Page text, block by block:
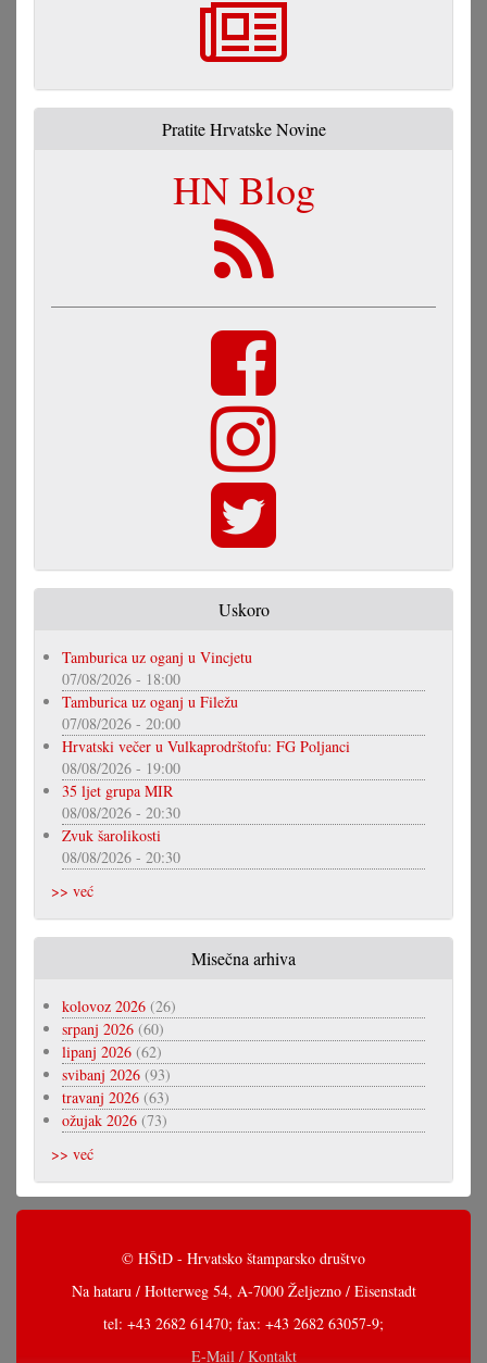
Pratite Hrvatske Novine
HN Blog
Uskoro
Tamburica uz oganj u Vincjetu
07/08/2026 - 18:00
Tamburica uz oganj u Filežu
07/08/2026 - 20:00
Hrvatski večer u Vulkaprodrštofu: FG Poljanci
08/08/2026 - 19:00
35 ljet grupa MIR
08/08/2026 - 20:30
Zvuk šarolikosti
08/08/2026 - 20:30
>> već
Misečna arhiva
kolovoz 2026 (26)
srpanj 2026 (60)
lipanj 2026 (62)
svibanj 2026 (93)
travanj 2026 (63)
ožujak 2026 (73)
>> već
© HŠtD - Hrvatsko štamparsko društvo
Na hataru / Hotterweg 54, A-7000 Željezno / Eisenstadt
tel: +43 2682 61470; fax: +43 2682 63057-9;
E-Mail / Kontakt